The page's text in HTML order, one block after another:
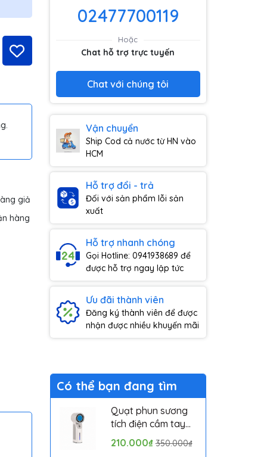
giả
hàng
02477700119
Hoặc
Chat hỗ trợ trực tuyến
Chat với chúng tôi
Vận chuyển
Ship Cod cả nước từ HN vào
HCM
Hỗ trợ đổi - trả
Đối với sản phẩm lỗi sản
xuất
Hỗ trợ nhanh chóng
Gọi Hotline: 0941938689 để
được hỗ trợ ngay lập tức
Ưu đãi thành viên
Đăng ký thành viên để được
nhận được nhiều khuyến mãi
Có thể bạn đang tìm
Quạt phun sương
tích điện cầm tay
mini có sò lạnh
Solove MLS6212B -
210.000₫ 350.000₫